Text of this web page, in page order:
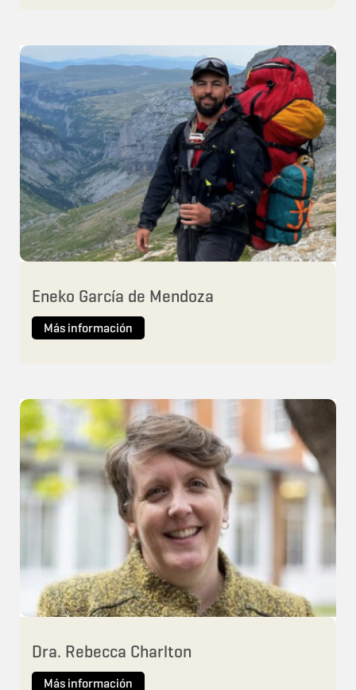
Eneko García de Mendoza
Más información
Dra. Rebecca Charlton
Más información